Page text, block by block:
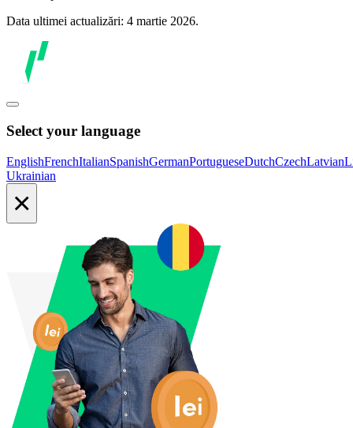
Data ultimei actualizări: 4 martie 2026.
Select your language
EnglishFrenchItalianSpanishGermanPortugueseDutchCzechLatvian
Ukrainian
×